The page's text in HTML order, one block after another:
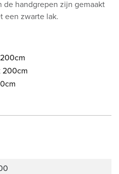
de handgrepen zijn gemaakt
een zwarte lak.
200cm